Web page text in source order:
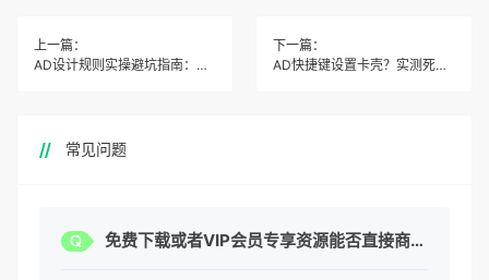
上一篇：
AD设计规则实操避坑指南：手把手教你配置规则不报错
下一篇：
AD快捷键设置卡壳？实测死机与失灵根治方法
常见问题
免费下载或者VIP会员专享资源能否直接商用？